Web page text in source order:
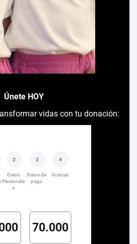
Únete HOY
vidas con tu donación: